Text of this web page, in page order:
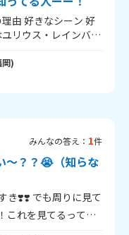
由 好きなシーン 好
リウス・レインバー
普通にかっこいい
ウス・イグノー
岡)
みんなの答え： 1件
～？？😭（知らな
に見て